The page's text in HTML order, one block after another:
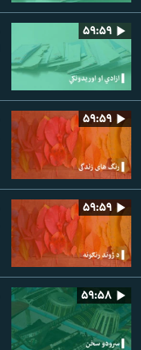
۵۹:۵۹
۵۹:۵۹
۵۹:۵۹
۵۹:۵۸